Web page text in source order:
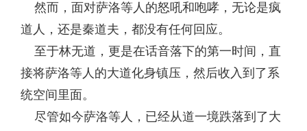
然而，面对萨洛等人的怒吼和咆哮，无论是疯
道人，还是秦道夫，都没有任何回应。
至于林无道，更是在话音落下的第一时间，直
接将萨洛等人的大道化身镇压，然后收入到了系
统空间里面。
尽管如今萨洛等人，已经从道一境跌落到了大